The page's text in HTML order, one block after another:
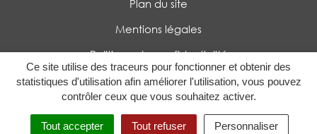
Ce site utilise des traceurs pour fonctionner et obtenir des
statistiques d'utilisation afin améliorer l'utilisation, vous pouvez
contrôler ceux que vous souhaitez activer.
Tout accepter Tout refuser Personnaliser
Plan du site
Mentions légales
Politique de confidentialité
Accessibilité : Partiellement conforme